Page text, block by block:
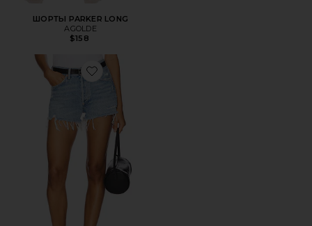
ШОРТЫ PARKER LONG
AGOLDE
$158
Favorite КЛАССИЧЕСКИЕ ОБРЕЗАННЫЕ ШОРТЫ